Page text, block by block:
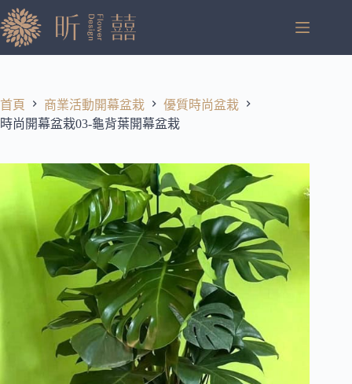
跳
至
容
首頁 商業活動開幕盆栽
優質時尚盆栽
時尚開幕盆栽03-龜背葉開幕盆栽